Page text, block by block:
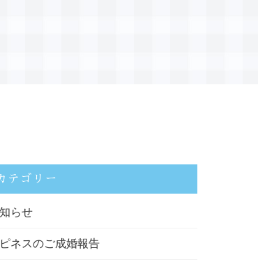
テゴリー
らせ
ネスのご成婚報告